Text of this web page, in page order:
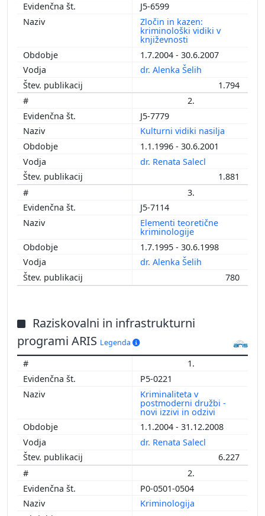
J5-6599
Zločin in kazen:
kriminološki vidiki v
književnosti
1.7.2004 - 30.6.2007
dr. Alenka Šelih
1.794
2.
J5-7779
Kulturni vidiki nasilja
1.1.1996 - 30.6.2001
dr. Renata Salecl
1.881
3.
J5-7114
Elementi teoretične
kriminologije
1.7.1995 - 30.6.1998
dr. Alenka Šelih
780
Raziskovalni in infrastrukturni
programi ARIS Legenda
1.
P5-0221
Kriminaliteta v
postmoderni družbi -
novi izzivi in odzivi
1.1.2004 - 31.12.2008
dr. Renata Salecl
6.227
2.
P0-0501-0504
Kriminologija